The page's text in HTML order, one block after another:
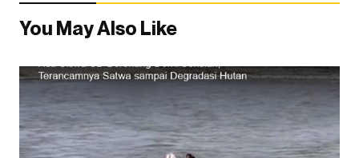
You May Also Like